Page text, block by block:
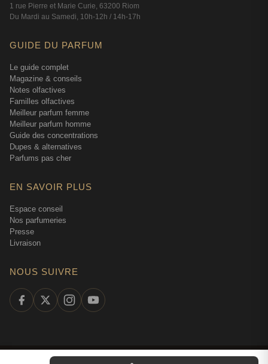
1 rue Pierre et Marie Curie, 63200 Riom
Du Mardi au Samedi, 10h-12h / 14h-17h
GUIDE DU PARFUM
Le guide complet
Magazine & conseils
Notes olfactives
Familles olfactives
Meilleur parfum femme
Meilleur parfum homme
Guide des concentrations
Dupes & alternatives
Parfums pas cher
EN SAVOIR PLUS
Espace conseil
Nos parfumeries
Presse
Livraison
NOUS SUIVRE
Tendance Parfums —